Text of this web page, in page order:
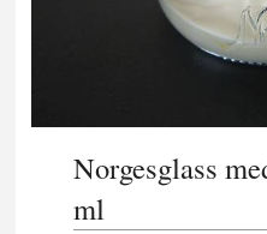
Norgesglass
ml